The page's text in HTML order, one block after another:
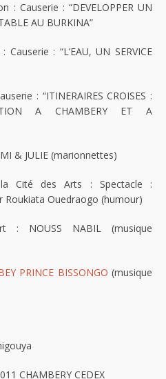
: Causerie : “DEVELOPPER UN
AU BURKINA”
: “L’EAU, UN SERVICE
: “ITINERAIRES CROISES :
A CHAMBERY ET A
& JULIE (marionnettes)
Cité des Arts : Spectacle :
Roukiata Ouedraogo (humour)
: NOUSS NABIL (musique
PRINCE BISSONGO (musique
CHAMBERY CEDEX